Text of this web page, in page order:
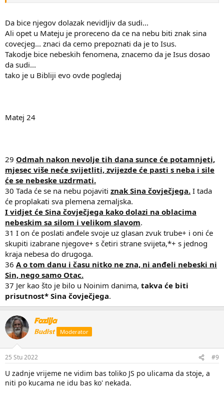
Da bice njegov dolazak nevidljiv da sudi...
Ali opet u Mateju je proreceno da ce na nebu biti znak sina
covecjeg... znaci da cemo prepoznati da je to Isus.
Takodje bice nebeskih fenomena, znacemo da je Isus dosao
da sudi...
tako je u Bibliji evo ovde pogledaj
Matej 24
29 Odmah nakon nevolje tih dana sunce će potamnjeti,
mjesec više neće svijetliti, zvijezde će pasti s neba i sile
će se nebeske uzdrmati.
30 Tada će se na nebu pojaviti znak Sina čovječjega. I tada
će proplakati sva plemena zemaljska.
I vidjet će Sina čovječjega kako dolazi na oblacima
nebeskim sa silom i velikom slavom.
31 I on će poslati anđele svoje uz glasan zvuk trube+ i oni će
skupiti izabrane njegove+ s četiri strane svijeta,*+ s jednog
kraja nebesa do drugoga.
36 A o tom danu i času nitko ne zna, ni anđeli nebeski ni
Sin, nego samo Otac.
37 Jer kao što je bilo u Noinim danima, takva će biti
prisutnost* Sina čovječjega.
Fazlija
Budist Moderator
25 Stu 2022 #9
U zadnje vrijeme ne vidim bas toliko JS po ulicama da stoje, a
niti po kucama ne idu bas ko' nekada.